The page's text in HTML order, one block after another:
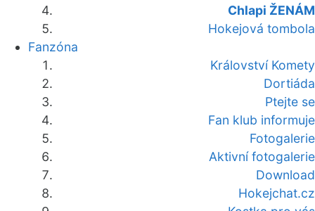
Chlapi ŽENÁM
Hokejová tombola
Fanzóna
Království Komety
Dortiáda
Ptejte se
Fan klub informuje
Fotogalerie
Aktivní fotogalerie
Download
Hokejchat.cz